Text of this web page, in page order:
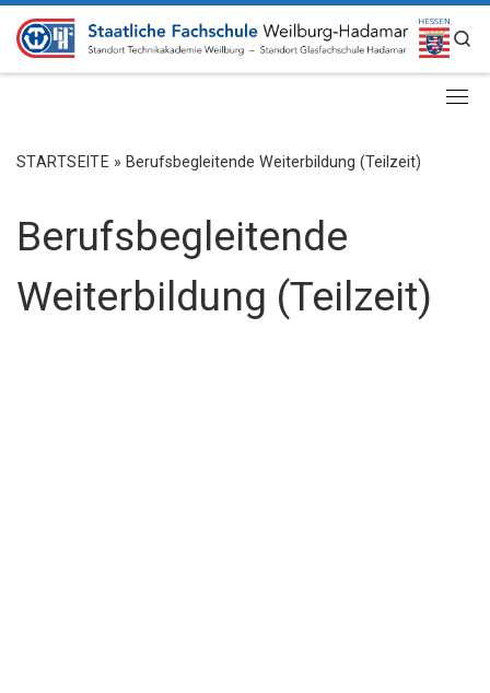
ZUM INHALT SPRINGEN
STARTSEITE » Berufsbegleitende Weiterbildung (Teilzeit)
Berufsbegleitende
Weiterbildung (Teilzeit)